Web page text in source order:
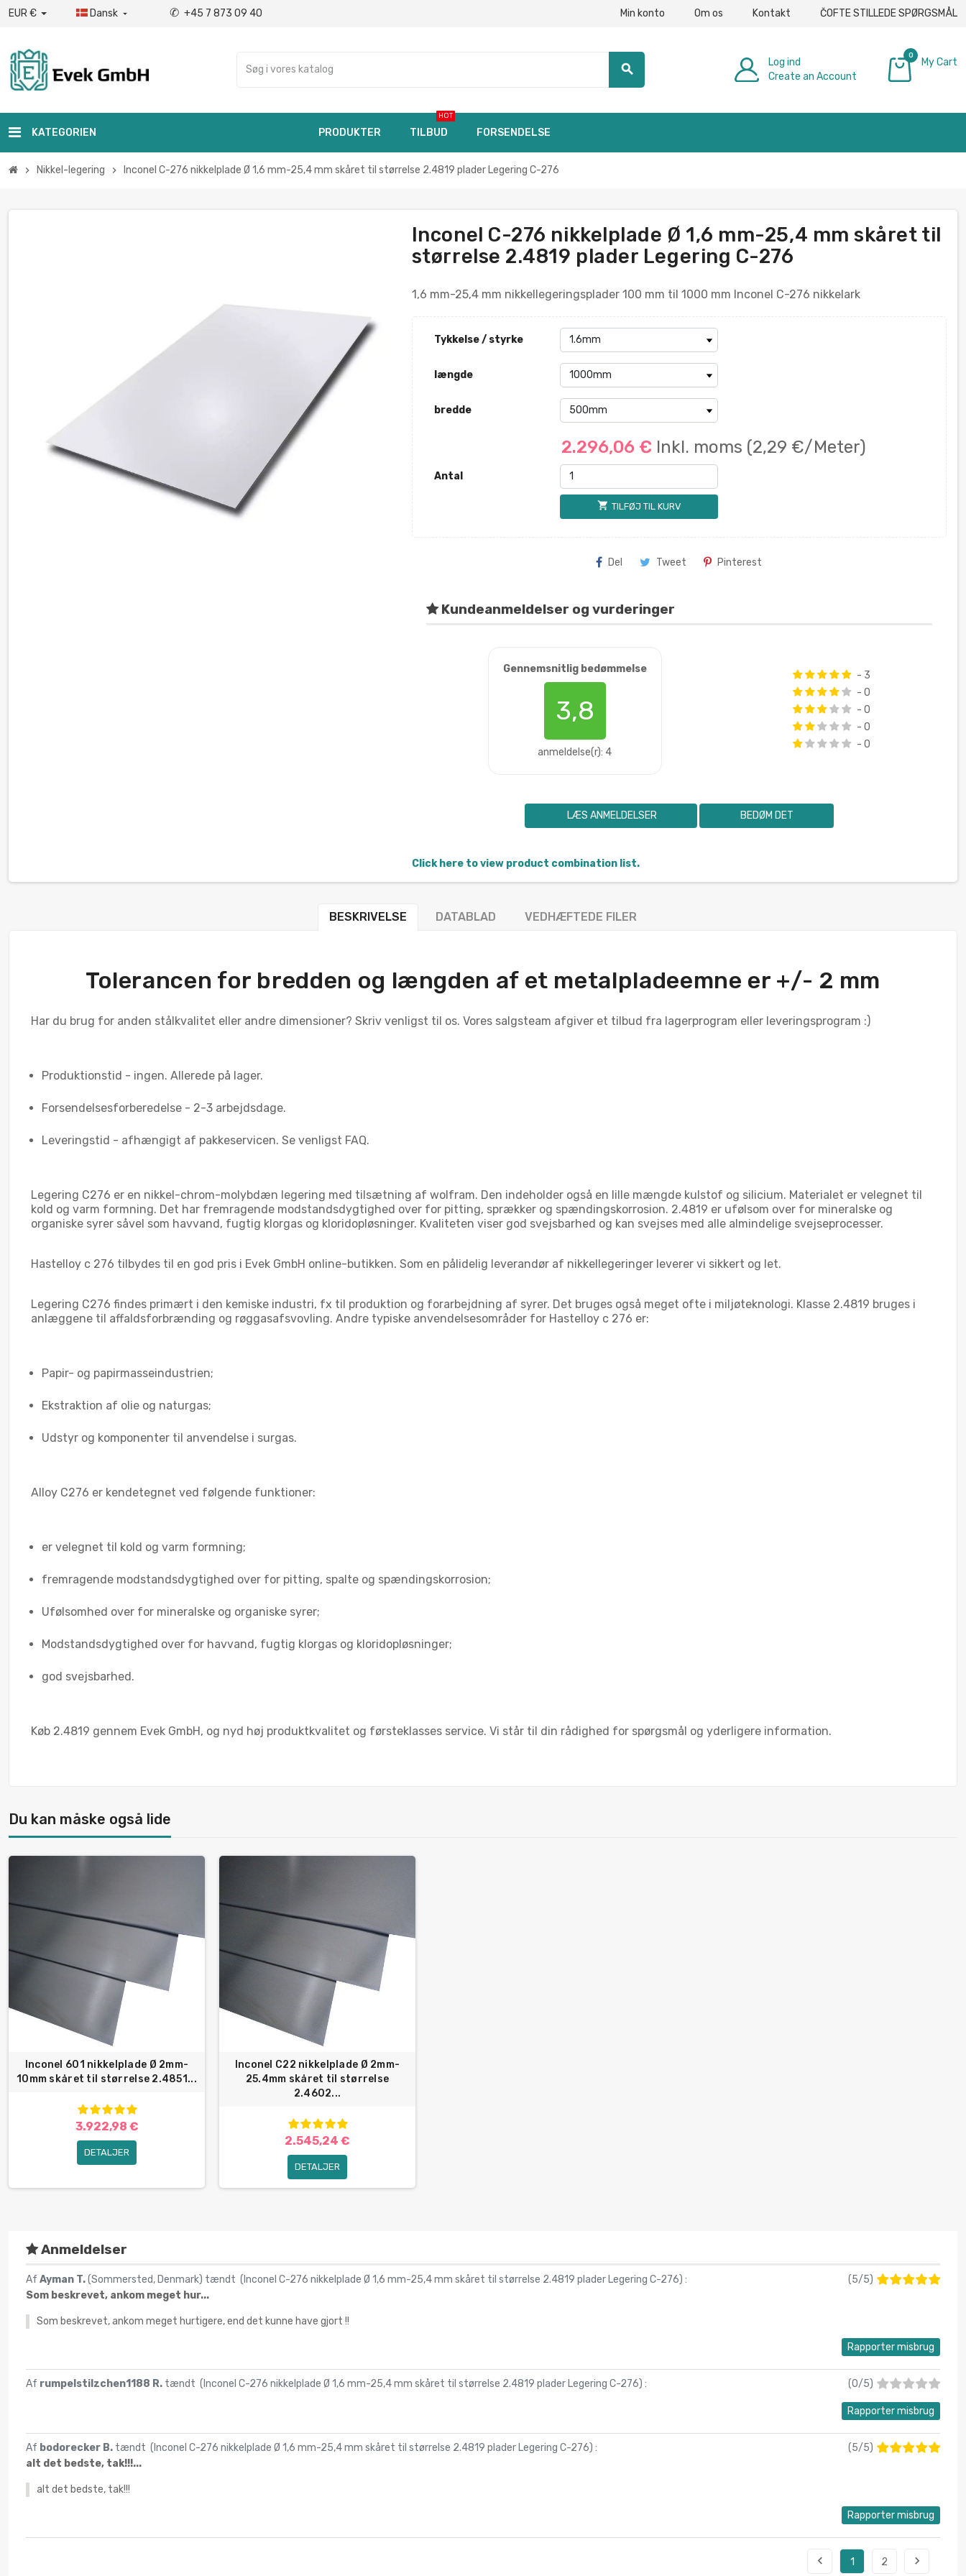
EUR € Dansk  ✆ +45 7 873 09 40 Min konto Om os Kontakt ČOFTE STILLEDE SPØRGSMÅL
search
Log ind
Create an Account
0
My Cart
KATEGORIEN PRODUKTER TILBUD
HOT
FORSENDELSE
chevron_right Nikkel-legering chevron_right Inconel C-276 nikkelplade Ø 1,6 mm-25,4 mm skåret til størrelse 2.4819 plader Legering C-276
Inconel C-276 nikkelplade Ø 1,6 mm-25,4 mm skåret til
størrelse 2.4819 plader Legering C-276
1,6 mm-25,4 mm nikkellegeringsplader 100 mm til 1000 mm Inconel C-276 nikkelark
Tykkelse / styrke
længde
bredde
2.296,06 € Inkl. moms (2,29 €/Meter)
Antal
shopping_cart TILFØJ TIL KURV
Del Tweet Pinterest
Kundeanmeldelser og vurderinger
Gennemsnitlig bedømmelse
3,8
anmeldelse(r): 4
- 3
- 0
- 0
- 0
- 0
LÆS ANMELDELSER BEDØM DET
Click here to view product combination list.
BESKRIVELSE DATABLAD VEDHÆFTEDE FILER
Tolerancen for bredden og længden af et metalpladeemne er +/- 2 mm
Har du brug for anden stålkvalitet eller andre dimensioner? Skriv venligst til os. Vores salgsteam afgiver et tilbud fra lagerprogram eller leveringsprogram :)
Produktionstid - ingen. Allerede på lager.
Forsendelsesforberedelse - 2-3 arbejdsdage.
Leveringstid - afhængigt af pakkeservicen. Se venligst FAQ.
Legering C276 er en nikkel-chrom-molybdæn legering med tilsætning af wolfram. Den indeholder også en lille mængde kulstof og silicium. Materialet er velegnet til
kold og varm formning. Det har fremragende modstandsdygtighed over for pitting, sprækker og spændingskorrosion. 2.4819 er ufølsom over for mineralske og
organiske syrer såvel som havvand, fugtig klorgas og kloridopløsninger. Kvaliteten viser god svejsbarhed og kan svejses med alle almindelige svejseprocesser.
Hastelloy c 276 tilbydes til en god pris i Evek GmbH online-butikken. Som en pålidelig leverandør af nikkellegeringer leverer vi sikkert og let.
Legering C276 findes primært i den kemiske industri, fx til produktion og forarbejdning af syrer. Det bruges også meget ofte i miljøteknologi. Klasse 2.4819 bruges i
anlæggene til affaldsforbrænding og røggasafsvovling. Andre typiske anvendelsesområder for Hastelloy c 276 er:
Papir- og papirmasseindustrien;
Ekstraktion af olie og naturgas;
Udstyr og komponenter til anvendelse i surgas.
Alloy C276 er kendetegnet ved følgende funktioner:
er velegnet til kold og varm formning;
fremragende modstandsdygtighed over for pitting, spalte og spændingskorrosion;
Ufølsomhed over for mineralske og organiske syrer;
Modstandsdygtighed over for havvand, fugtig klorgas og kloridopløsninger;
god svejsbarhed.
Køb 2.4819 gennem Evek GmbH, og nyd høj produktkvalitet og førsteklasses service. Vi står til din rådighed for spørgsmål og yderligere information.
Du kan måske også lide
Inconel 601 nikkelplade Ø 2mm-
10mm skåret til størrelse 2.4851...
3.922,98 €
DETALJER
Inconel C22 nikkelplade Ø 2mm-
25.4mm skåret til størrelse
2.4602...
2.545,24 €
DETALJER
Anmeldelser
Af Ayman T.(Sommersted, Denmark) tændt ( Inconel C-276 nikkelplade Ø 1,6 mm-25,4 mm skåret til størrelse 2.4819 plader Legering C-276) : (5/5)
Som beskrevet, ankom meget hur...
Som beskrevet, ankom meget hurtigere, end det kunne have gjort !!
Rapporter misbrug
Af rumpelstilzchen1188 R. tændt ( Inconel C-276 nikkelplade Ø 1,6 mm-25,4 mm skåret til størrelse 2.4819 plader Legering C-276) : (0/5)
Rapporter misbrug
Af bodorecker B. tændt ( Inconel C-276 nikkelplade Ø 1,6 mm-25,4 mm skåret til størrelse 2.4819 plader Legering C-276) : (5/5)
alt det bedste, tak!!!...
alt det bedste, tak!!!
Rapporter misbrug
 1 2 